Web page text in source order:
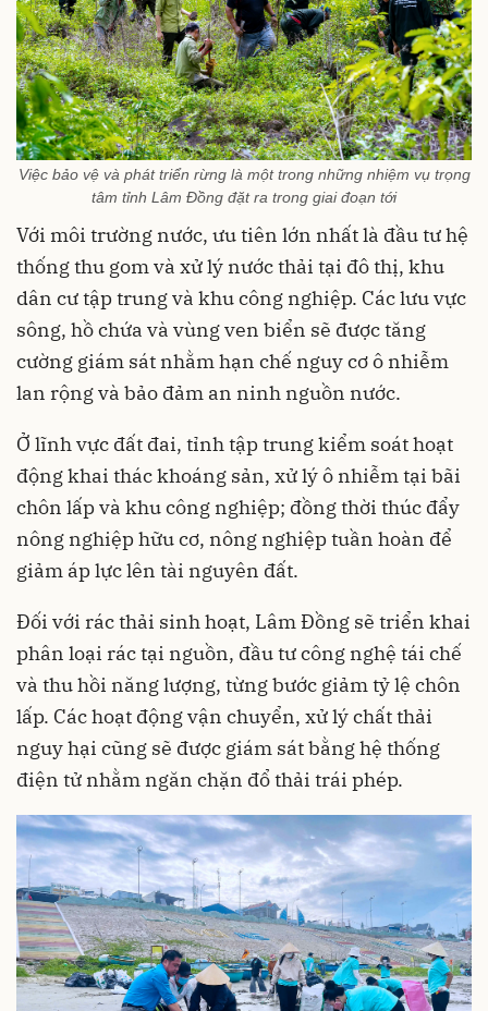
Việc bảo vệ và phát triển rừng là một trong những nhiệm vụ trọng
tâm tỉnh Lâm Đồng đặt ra trong giai đoạn tới
Với môi trường nước, ưu tiên lớn nhất là đầu tư hệ
thống thu gom và xử lý nước thải tại đô thị, khu
dân cư tập trung và khu công nghiệp. Các lưu vực
sông, hồ chứa và vùng ven biển sẽ được tăng
cường giám sát nhằm hạn chế nguy cơ ô nhiễm
lan rộng và bảo đảm an ninh nguồn nước.
Ở lĩnh vực đất đai, tỉnh tập trung kiểm soát hoạt
động khai thác khoáng sản, xử lý ô nhiễm tại bãi
chôn lấp và khu công nghiệp; đồng thời thúc đẩy
nông nghiệp hữu cơ, nông nghiệp tuần hoàn để
giảm áp lực lên tài nguyên đất.
Đối với rác thải sinh hoạt, Lâm Đồng sẽ triển khai
phân loại rác tại nguồn, đầu tư công nghệ tái chế
và thu hồi năng lượng, từng bước giảm tỷ lệ chôn
lấp. Các hoạt động vận chuyển, xử lý chất thải
nguy hại cũng sẽ được giám sát bằng hệ thống
điện tử nhằm ngăn chặn đổ thải trái phép.